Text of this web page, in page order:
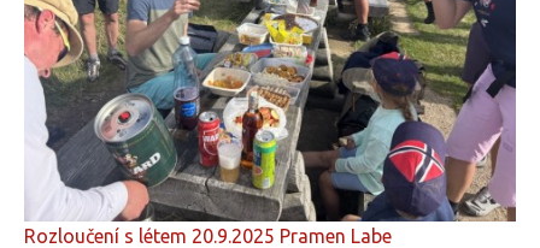
Rozloučení s létem 20.9.2025 Pramen Labe